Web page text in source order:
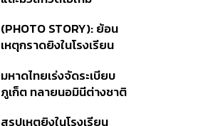
สัมพันธ์สุด Toxic
(PHOTO STORY): ย้อน
เหตุกราดยิงในโรงเรียน
นักเรียน
มหาดไทยเร่งจัดระเบียบ
ภูเก็ต ทลายนอมินีต่างชาติ
สรุปเหตุยิงในโรงเรียน